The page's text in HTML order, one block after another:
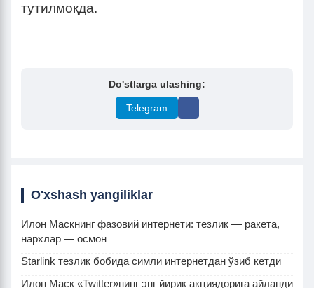
тутилмоқда.
Do'stlarga ulashing:
Telegram
O'xshash yangiliklar
Илон Маскнинг фазовий интернети: тезлик — ракета,
нархлар — осмон
Starlink тезлик бобида симли интернетдан ўзиб кетди
Илон Маск «Twitter»нинг энг йирик акциядорига айланди